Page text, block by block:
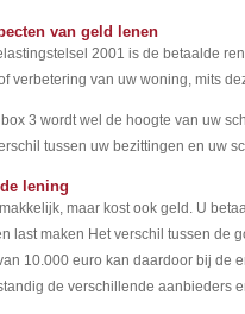
van geld lenen
2001 is de betaalde
verbetering van uw woning, mits
box 3 wordt wel de hoogte van uw
tussen uw bezittingen en uw
lening
maar kost ook geld. U
last maken Het verschil tussen de
10.000 euro kan daardoor bij de
de verschillende aanbieders